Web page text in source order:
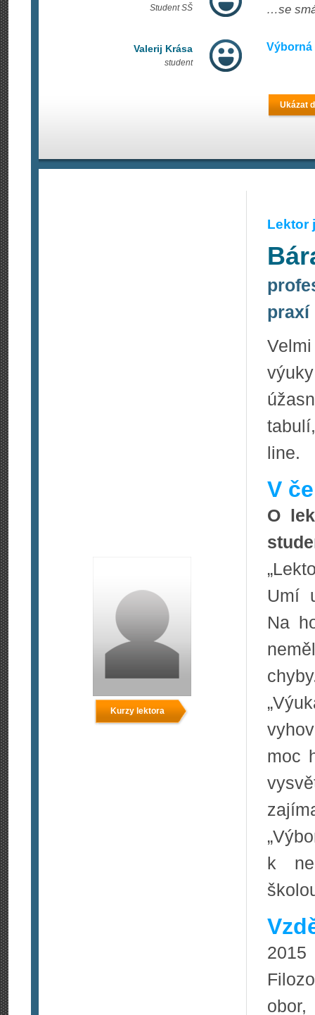
Student SŠ …se
Valerij Krása
student
Výborná
Ukázat
Kurzy lektora
Lektor
praxí
line.
V
O
Umí
Na
moc
k